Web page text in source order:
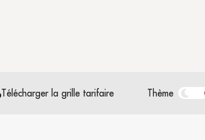
Télécharger la grille tarifaire Thème